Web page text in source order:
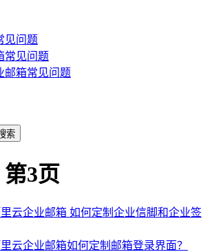
见问题
常见问题
邮箱常见问题
3页
里云企业邮箱 如何定制企业信脚和企业签
里云企业邮箱如何定制邮箱登录界面？